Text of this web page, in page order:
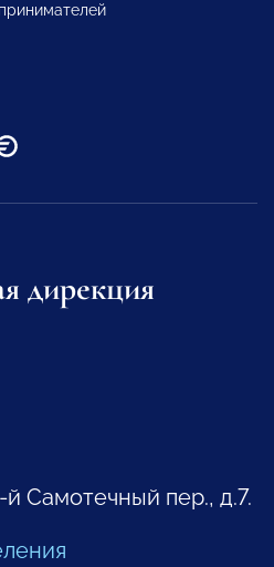
дирекция
й Самотечный пер., д.7.